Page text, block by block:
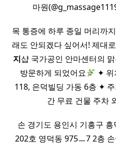
마원
목 통증에 하루 종일 머리까
래도 안되겠다 싶어서! 제대
지샵 국가공인 안마센터의
방문하게 되었어요
✦ 위
118, 은덕빌딩 가동 6층 ✦
간 무료 건물 주차
손 경기도 용인시 기흥구
202호 영덕동 975ㅡ7 2층